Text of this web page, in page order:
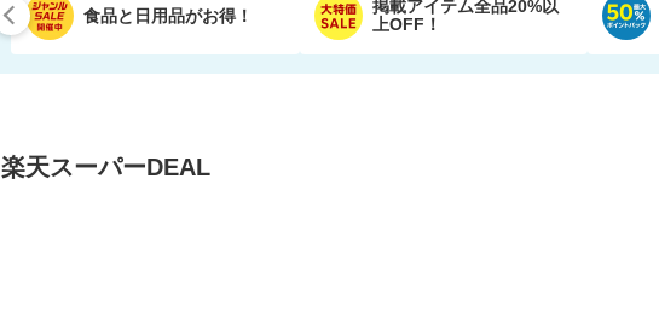
食品と日用品がお得！
掲載アイテム全品20%以
上OFF！
楽天スーパーDEAL